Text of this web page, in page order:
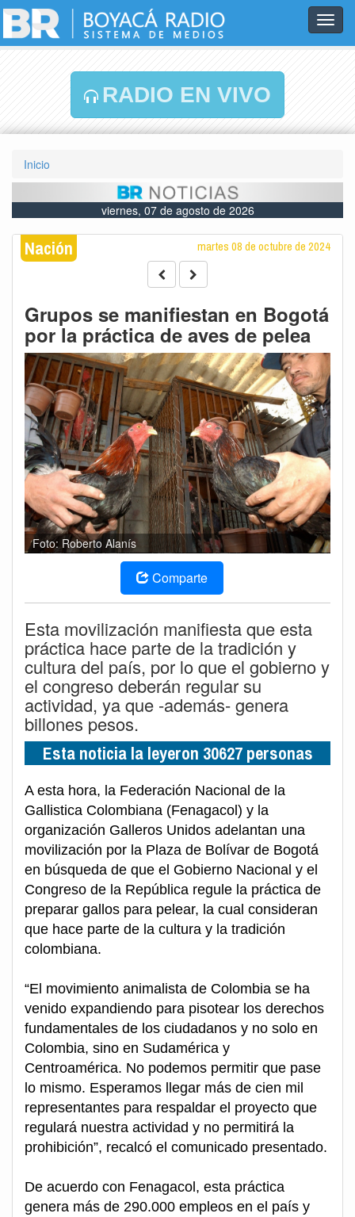
RADIO EN VIVO
Inicio
viernes, 07 de agosto de 2026
Nación martes 08 de octubre de 2024
Grupos se manifiestan en Bogotá
por la práctica de aves de pelea
Foto: Roberto Alanís
Comparte
Esta movilización manifiesta que esta
práctica hace parte de la tradición y
cultura del país, por lo que el gobierno y
el congreso deberán regular su
actividad, ya que -además- genera
billones pesos.
Esta noticia la leyeron 30627 personas
A esta hora, la Federación Nacional de la
Gallistica Colombiana (Fenagacol) y la
organización Galleros Unidos adelantan una
movilización por la Plaza de Bolívar de Bogotá
en búsqueda de que el Gobierno Nacional y el
Congreso de la República regule la práctica de
preparar gallos para pelear, la cual consideran
que hace parte de la cultura y la tradición
colombiana.
“El movimiento animalista de Colombia se ha
venido expandiendo para pisotear los derechos
fundamentales de los ciudadanos y no solo en
Colombia, sino en Sudamérica y
Centroamérica. No podemos permitir que pase
lo mismo. Esperamos llegar más de cien mil
representantes para respaldar el proyecto que
regulará nuestra actividad y no permitirá la
prohibición”, recalcó el comunicado presentado.
De acuerdo con Fenagacol, esta práctica
genera más de 290.000 empleos en el país y